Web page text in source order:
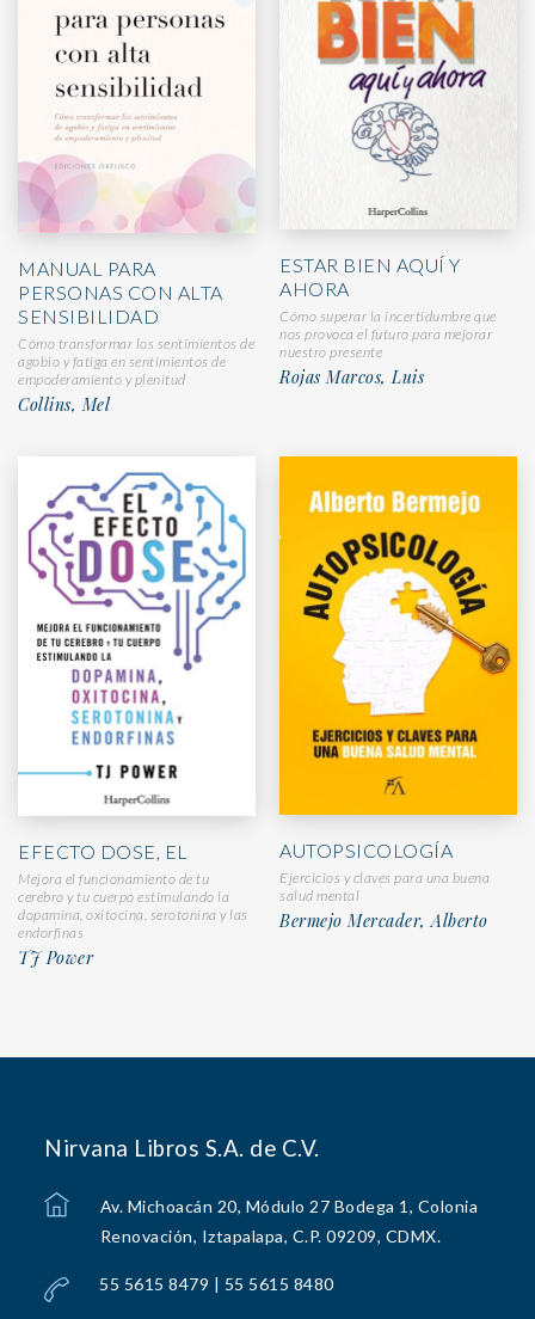
MANUAL PARA
PERSONAS CON ALTA
SENSIBILIDAD
Cómo transformar los sentimientos de
agobio y fatiga en sentimientos de
empoderamiento y plenitud
Collins, Mel
ESTAR BIEN AQUÍ Y
AHORA
Cómo superar la incertidumbre que
nos provoca el futuro para mejorar
nuestro presente
Rojas Marcos, Luis
EFECTO DOSE, EL
Mejora el funcionamiento de tu
cerebro y tu cuerpo estimulando la
dopamina, oxitocina, serotonina y las
endorfinas
TJ Power
AUTOPSICOLOGÍA
Ejercicios y claves para una buena
salud mental
Bermejo Mercader, Alberto
Nirvana Libros S.A. de C.V.
Av. Michoacán 20, Módulo 27 Bodega 1, Colonia
Renovación, Iztapalapa, C.P. 09209, CDMX.
55 5615 8479 | 55 5615 8480